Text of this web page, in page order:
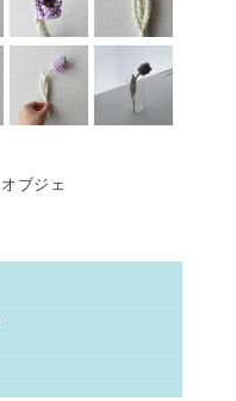
オブジェ